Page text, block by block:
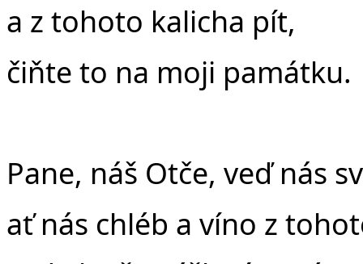
a z tohoto kalicha pít,
čiňte to na moji památku.
Pane, náš Otče, veď nás
ať nás chléb a víno z